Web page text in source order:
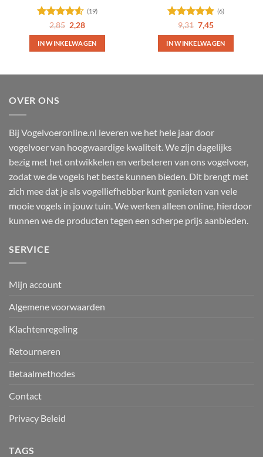
Gewaardeerd
4.58uit 5
(19)
2,85 Oorspronkelijke
prijs
was:
2,85.
2,28Huidige
is:
2,28.
IN WINKELWAGEN
Gewaardeerd
5uit 5
(6)
9,31 Oorspronkelijke
prijs
was:
9,31.
7,45Huidige
is:
7,45.
IN WINKELWAGEN
OVER ONS
Bij Vogelvoeronline.nl leveren we het hele jaar door
vogelvoer van hoogwaardige kwaliteit. We zijn dagelijks
bezig met het ontwikkelen en verbeteren van ons vogelvoer,
zodat we de vogels het beste kunnen bieden. Dit brengt met
zich mee dat je als vogelliefhebber kunt genieten van vele
mooie vogels in jouw tuin. We werken alleen online, hierdoor
kunnen we de producten tegen een scherpe prijs aanbieden.
SERVICE
Mijn account
Algemene voorwaarden
Klachtenregeling
Retourneren
Betaalmethodes
Contact
Privacy Beleid
TAGS